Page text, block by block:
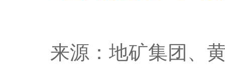
来源：地矿集团、